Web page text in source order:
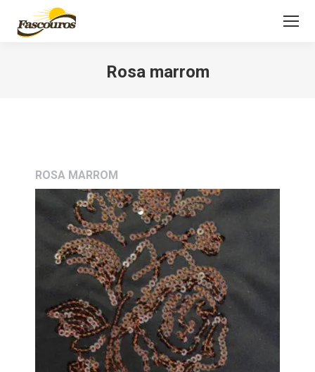
Rosa marrom
ROSA MARROM